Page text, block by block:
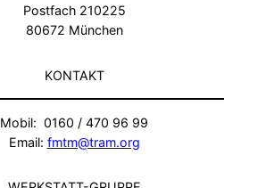
Postfach 210225
80672 München
KONTAKT
Mobil: 0160 / 470 96 99
Email: fmtm@tram.org